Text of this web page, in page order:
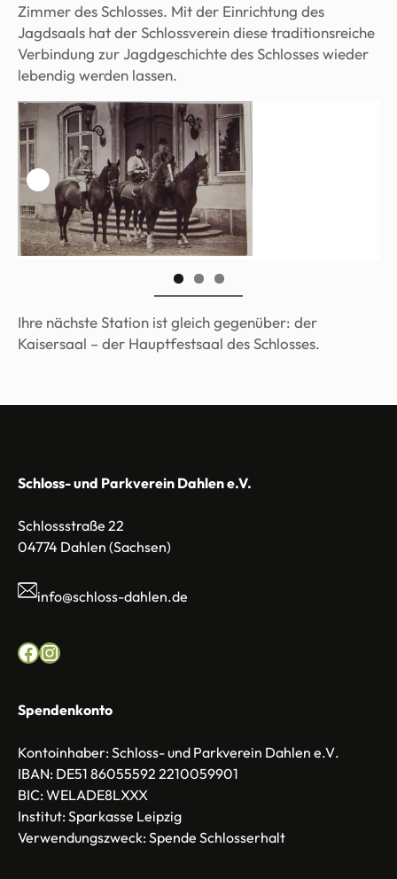
Zimmer des Schlosses. Mit der Einrichtung des
Jagdsaals hat der Schlossverein diese traditionsreiche
Verbindung zur Jagdgeschichte des Schlosses wieder
lebendig werden lassen.
Ihre nächste Station ist gleich gegenüber: der
Kaisersaal – der Hauptfestsaal des Schlosses.
Schloss- und Parkverein Dahlen e.V.
Schlossstraße 22
04774 Dahlen (Sachsen)
info@schloss-dahlen.de
Facebook Instagram
Spendenkonto
Kontoinhaber:Schloss- und Parkverein Dahlen e.V.
IBAN: DE51 86055592 2210059901
BIC:WELADE8LXXX
Institut:Sparkasse Leipzig
Verwendungszweck:Spende Schlosserhalt